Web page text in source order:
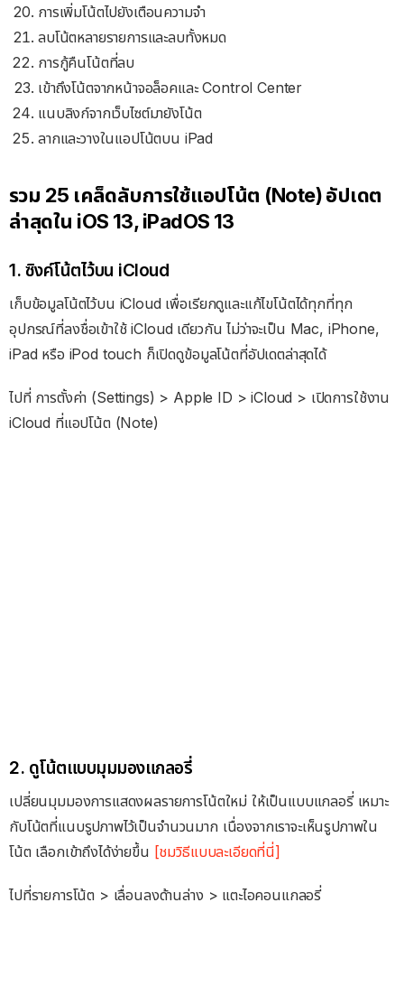
การเพิ่มโน้ตไปยังเตือนความจำ
ลบโน้ตหลายรายการและลบทั้งหมด
การกู้คืนโน้ตที่ลบ
เข้าถึงโน้ตจากหน้าจอล็อคและ Control Center
แนบลิงก์จากเว็บไซต์มายังโน้ต
ลากและวางในแอปโน้ตบน iPad
รวม 25 เคล็ดลับการใช้แอปโน้ต (Note) อัปเดต
ล่าสุดใน iOS 13, iPadOS 13
1. ซิงค์โน้ตไว้บน iCloud
เก็บข้อมูลโน้ตไว้บน iCloud เพื่อเรียกดูและแก้ไขโน้ตได้ทุกที่ทุก
อุปกรณ์ที่ลงชื่อเข้าใช้ iCloud เดียวกัน ไม่ว่าจะเป็น Mac, iPhone,
iPad หรือ iPod touch ก็เปิดดูข้อมูลโน้ตที่อัปเดตล่าสุดได้
ไปที่ การตั้งค่า (Settings) > Apple ID > iCloud > เปิดการใช้งาน
iCloud ที่แอปโน้ต (Note)
2. ดูโน้ตแบบมุมมองแกลอรี่
เปลี่ยนมุมมองการแสดงผลรายการโน้ตใหม่ ให้เป็นแบบแกลอรี่ เหมาะ
กับโน้ตที่แนบรูปภาพไว้เป็นจำนวนมาก เนื่องจากเราจะเห็นรูปภาพใน
โน้ต เลือกเข้าถึงได้ง่ายขึ้น [ชมวิธีแบบละเอียดที่นี่]
ไปที่รายการโน้ต > เลื่อนลงด้านล่าง > แตะไอคอนแกลอรี่